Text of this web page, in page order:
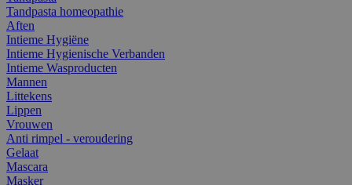
Tandpasta homeopathie
Aften
Intieme Hygiëne
Intieme Hygienische Verbanden
Intieme Wasproducten
Mannen
Littekens
Lippen
Vrouwen
Anti rimpel - veroudering
Gelaat
Mascara
Masker